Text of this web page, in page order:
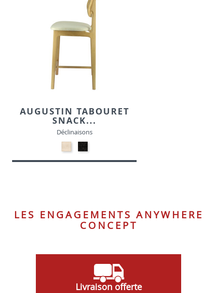
AUGUSTIN TABOURET
SNACK...
Déclinaisons
24-
Beige
-
24-
Noir
-
LES ENGAGEMENTS ANYWHERE
CONCEPT
Livraison offerte